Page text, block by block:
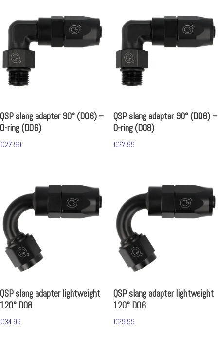
QSP slang adapter 90° (D06) –
O-ring (D06)
€27.99
QSP slang adapter 90° (D06) –
O-ring (D08)
€27.99
QSP slang adapter lightweight
120° D08
€34.99
QSP slang adapter lightweight
120° D06
€29.99